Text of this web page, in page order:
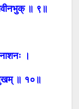
॥ ९॥
।
मुखम् ॥ १०॥